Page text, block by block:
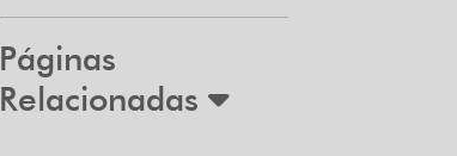
Páginas
Relacionadas